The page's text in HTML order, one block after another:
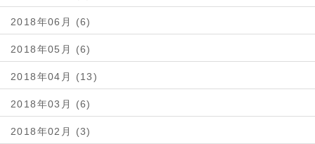
2018年06月 (6)
2018年05月 (6)
2018年04月 (13)
2018年03月 (6)
2018年02月 (3)